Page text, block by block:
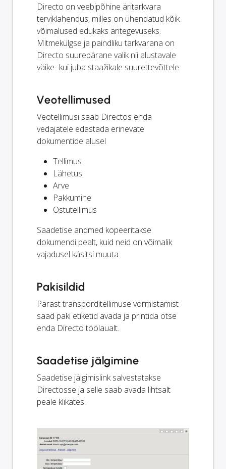
Directo on veebipõhine äritarkvara
terviklahendus, milles on ühendatud kõik
võimalused edukaks äritegevuseks.
Mitmekülgse ja paindliku tarkvarana on
Directo suurepärane valik nii alustavale
väike- kui juba staažikale suurettevõttele.
Veotellimused
Veotellimusi saab Directos enda
vedajatele edastada erinevate
dokumentide alusel
Tellimus
Lähetus
Arve
Pakkumine
Ostutellimus
Saadetise andmed kopeeritakse
dokumendi pealt, kuid neid on võimalik
vajadusel käsitsi muuta.
Pakisildid
Pärast transporditellimuse vormistamist
saad paki etiketid avada ja printida otse
enda Directo töölaualt.
Saadetise jälgimine
Saadetise jälgimislink salvestatakse
Directosse ja selle saab avada lihtsalt
peale klikates.